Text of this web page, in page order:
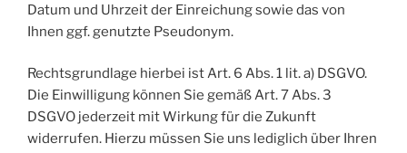
Datum und Uhrzeit der Einreichung sowie das von
Ihnen ggf. genutzte Pseudonym.
Rechtsgrundlage hierbei ist Art. 6 Abs. 1 lit. a) DSGVO.
Die Einwilligung können Sie gemäß Art. 7 Abs. 3
DSGVO jederzeit mit Wirkung für die Zukunft
widerrufen. Hierzu müssen Sie uns lediglich über Ihren